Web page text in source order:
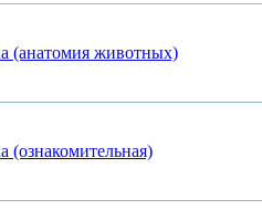
(анатомия животных)
(ознакомительная)